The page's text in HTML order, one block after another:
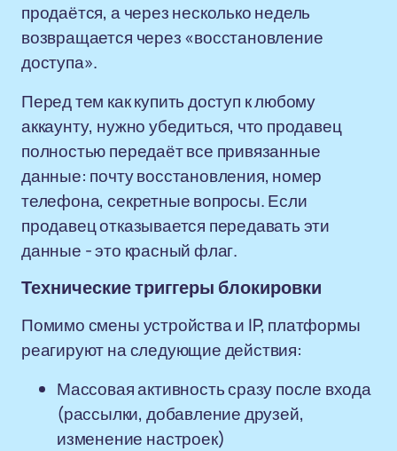
продаётся, а через несколько недель
возвращается через «восстановление
доступа».
Перед тем как купить доступ к любому
аккаунту, нужно убедиться, что продавец
полностью передаёт все привязанные
данные: почту восстановления, номер
телефона, секретные вопросы. Если
продавец отказывается передавать эти
данные - это красный флаг.
Технические триггеры блокировки
Помимо смены устройства и IP, платформы
реагируют на следующие действия:
Массовая активность сразу после входа
(рассылки, добавление друзей,
изменение настроек)